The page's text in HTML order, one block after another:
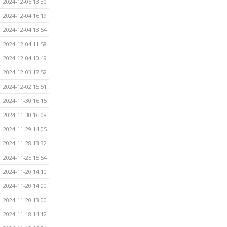
2024-12-04 16:19
2024-12-04 13:54
2024-12-04 11:58
2024-12-04 10:49
2024-12-03 17:52
2024-12-02 15:51
2024-11-30 16:15
2024-11-30 16:08
2024-11-29 14:05
2024-11-28 13:32
2024-11-25 15:54
2024-11-20 14:10
2024-11-20 14:00
2024-11-20 13:00
2024-11-18 14:12